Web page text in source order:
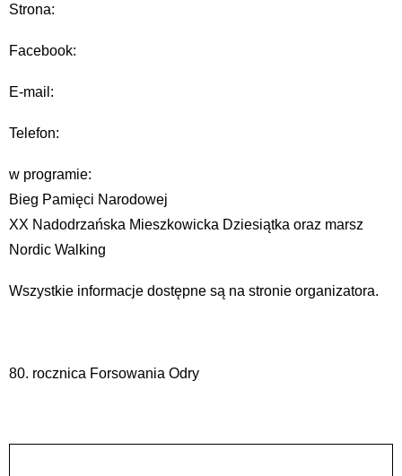
Strona:
Facebook:
E-mail:
Telefon:
w programie:
Bieg Pamięci Narodowej
XX Nadodrzańska Mieszkowicka Dziesiątka oraz marsz
Nordic Walking
Wszystkie informacje dostępne są na stronie organizatora.
80. rocznica Forsowania Odry